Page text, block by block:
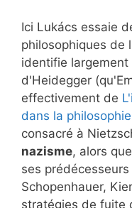
Ici Lukács essaie
philosophiques de
identifie
d'Heidegger
effectivement de
dans la philosophie
consacré à
nazisme, alors
ses
Schopenhauer,
stratégies de fuite